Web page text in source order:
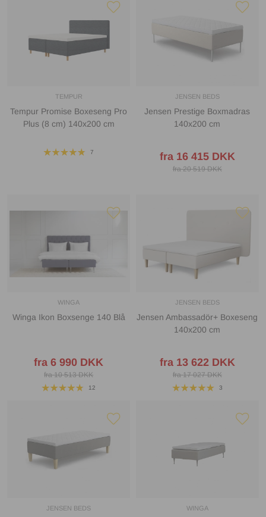
TEMPUR
Tempur Promise Boxeseng Pro
Plus (8 cm) 140x200 cm
7
JENSEN BEDS
Jensen Prestige Boxmadras
140x200 cm
fra 16 415 DKK
fra 20 519 DKK
WINGA
Winga Ikon Boxsenge 140 Blå
fra 6 990 DKK
fra 10 513 DKK
12
JENSEN BEDS
Jensen Ambassadör+ Boxeseng
140x200 cm
fra 13 622 DKK
fra 17 027 DKK
3
JENSEN BEDS WINGA